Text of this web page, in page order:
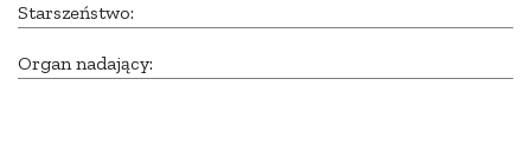
Starszeństwo:
Organ nadający: